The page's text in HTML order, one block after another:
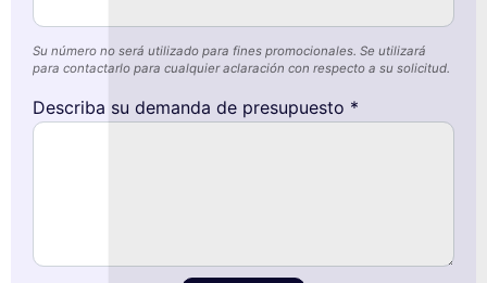
Su número no será utilizado para fines promocionales. Se utilizará
para contactarlo para cualquier aclaración con respecto a su solicitud.
Describa su demanda de presupuesto *